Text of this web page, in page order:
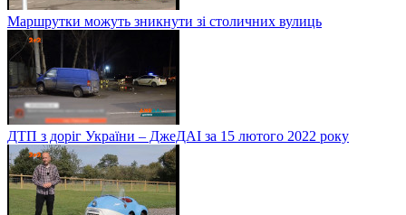
Маршрутки можуть зникнути зі столичних вулиць
ДТП з доріг України – ДжеДАІ за 15 лютого 2022 року